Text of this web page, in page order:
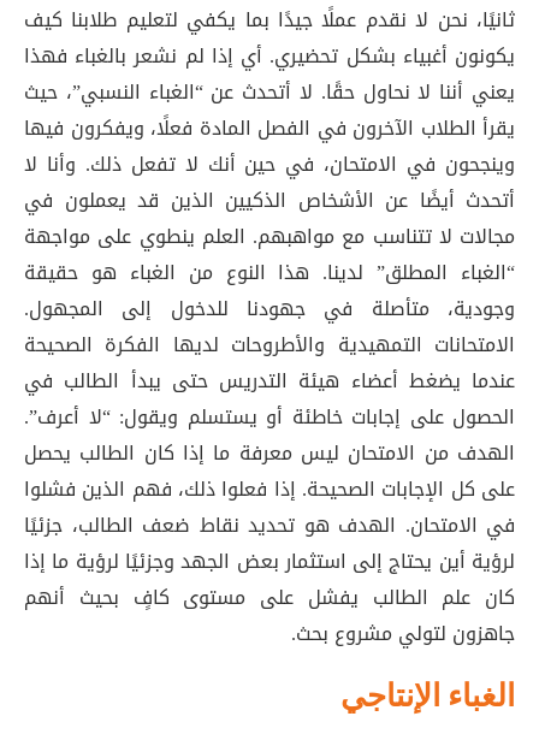
ثانيًا، نحن لا نقدم عملًا جيدًا بما يكفي لتعليم طلابنا كيف
يكونون أغبياء بشكل تحضيري. أي إذا لم نشعر بالغباء فهذا
يعني أننا لا نحاول حقًا. لا أتحدث عن “الغباء النسبي”، حيث
يقرأ الطلاب الآخرون في الفصل المادة فعلًا، ويفكرون فيها
وينجحون في الامتحان، في حين أنك لا تفعل ذلك. وأنا لا
أتحدث أيضًا عن الأشخاص الذكيين الذين قد يعملون في
مجالات لا تتناسب مع مواهبهم. العلم ينطوي على مواجهة
“الغباء المطلق” لدينا. هذا النوع من الغباء هو حقيقة
وجودية، متأصلة في جهودنا للدخول إلى المجهول.
الامتحانات التمهيدية والأطروحات لديها الفكرة الصحيحة
عندما يضغط أعضاء هيئة التدريس حتى يبدأ الطالب في
الحصول على إجابات خاطئة أو يستسلم ويقول: “لا أعرف”.
الهدف من الامتحان ليس معرفة ما إذا كان الطالب يحصل
على كل الإجابات الصحيحة. إذا فعلوا ذلك، فهم الذين فشلوا
في الامتحان. الهدف هو تحديد نقاط ضعف الطالب، جزئيًا
لرؤية أين يحتاج إلى استثمار بعض الجهد وجزئيًا لرؤية ما إذا
كان علم الطالب يفشل على مستوى كافٍ بحيث أنهم
جاهزون لتولي مشروع بحث.
الغباء الإنتاجي